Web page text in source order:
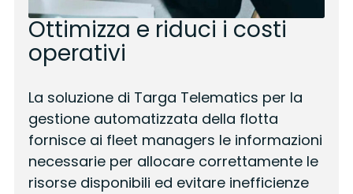
Ottimizza e riduci i costi
operativi
La soluzione di Targa Telematics per la
gestione automatizzata della flotta
fornisce ai fleet managers le informazioni
necessarie per allocare correttamente le
risorse disponibili ed evitare inefficienze